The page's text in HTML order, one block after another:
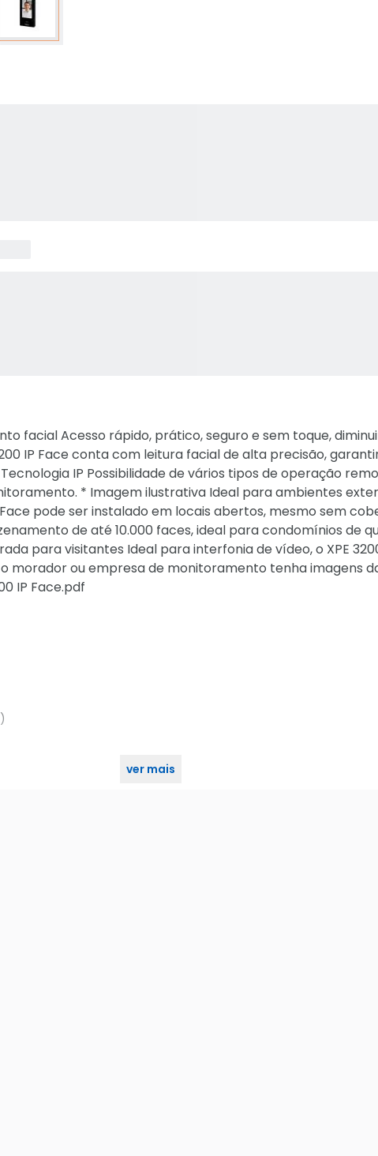
facial Acesso rápido, prático, seguro e sem toque,
IP Face conta com leitura facial de alta precisão,
IP Possibilidade de vários tipos de operação
* Imagem ilustrativa Ideal para ambientes
Face pode ser instalado em locais abertos, mesmo sem
de até 10.000 faces, ideal para condomínios de
para visitantes Ideal para interfonia de vídeo, o XPE
morador ou empresa de monitoramento tenha imagens
IP Face.pdf
ver mais